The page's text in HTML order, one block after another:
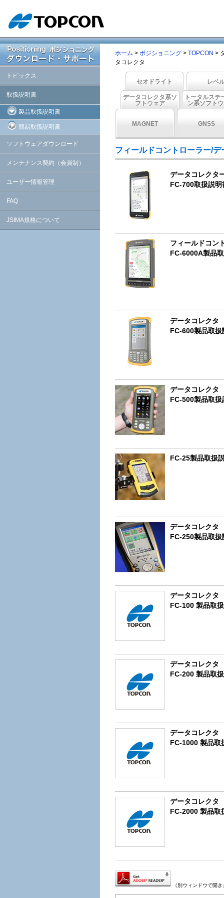
トピックス
取扱説明書
製品取扱説明書
簡易取扱説明書
ソフトウェアダウンロード
メンテナンス契約（会員制）
ユーザー情報管理
FAQ
JSIMA規格について
ホーム > ポジショニング > TOPCON >
タコレクタ
セオドライト レベ
データコレクタ系ソ
フトウェア
トータルステ
ン系ソフト
MAGNET GNSS
フィールドコントローラー/デ
データコレクタ
FC-700取扱説明
フィールドコン
FC-6000A製品
データコレクタ
FC-600製品取扱
データコレクタ
FC-500製品取扱
FC-25製品取扱
データコレクタ
FC-250製品取扱
データコレクタ
FC-100 製品取
データコレクタ
FC-200 製品取
データコレクタ
FC-1000 製品取
データコレクタ
FC-2000 製品取
（別ウィンドウで開